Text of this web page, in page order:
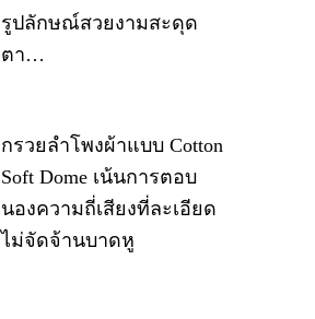
รูปลักษณ์สวยงามสะดุด
ตา…
กรวยลำโพงผ้าแบบ Cotton
Soft Dome เน้นการตอบ
นองความถี่เสียงที่ละเอียด
ไม่จัดจ้านบาดหู